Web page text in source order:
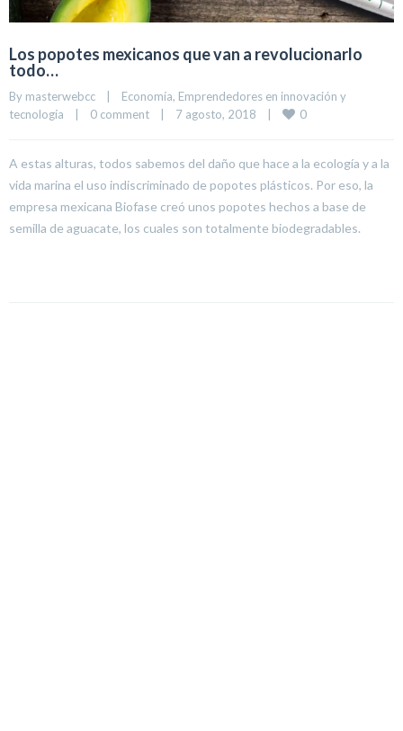
Los popotes mexicanos que van a revolucionarlo
todo…
By masterwebcc | Economía, Emprendedores en innovación y
tecnología
| 0 comment | 7 agosto, 2018 | 0
A estas alturas, todos sabemos del daño que hace a la ecología y a la
vida marina el uso indiscriminado de popotes plásticos. Por eso, la
empresa mexicana Biofase creó unos popotes hechos a base de
semilla de aguacate, los cuales son totalmente biodegradables.